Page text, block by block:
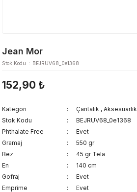
Jean Mor
Stok Kodu BEJRUV68_0e1368
152,90 ₺
Kategori Çantalık , Aksesuarlık
Stok Kodu
BEJRUV68_0e1368
Phthalate Free
Evet
Gramaj
550 gr
Bez
45 gr Tela
En
140 cm
Gofraj
Evet
Emprime
Evet